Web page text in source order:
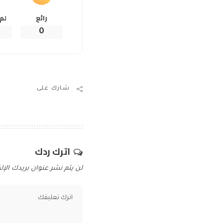
رائع
0
شارك على
اترك ردك
لن يتم نشر عنوان بريدك